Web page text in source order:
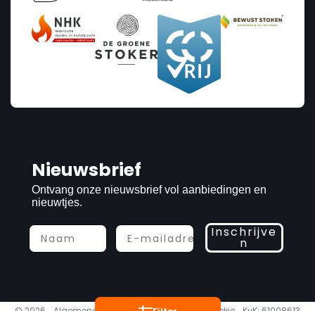
€0 €18 770
Nieuwsbrief
Ontvang onze nieuwsbrief vol aanbiedingen en
nieuwtjes.
Inschrijve
n